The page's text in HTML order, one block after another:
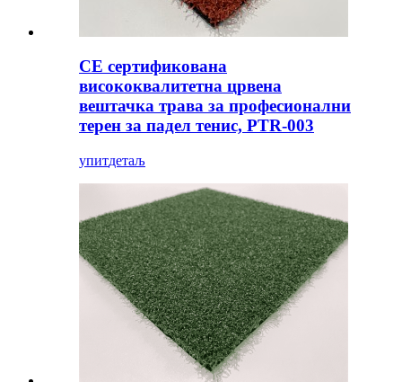
CE сертификована
висококвалитетна црвена
вештачка трава за професионални
терен за падел тенис, PTR-003
упитдетаљ